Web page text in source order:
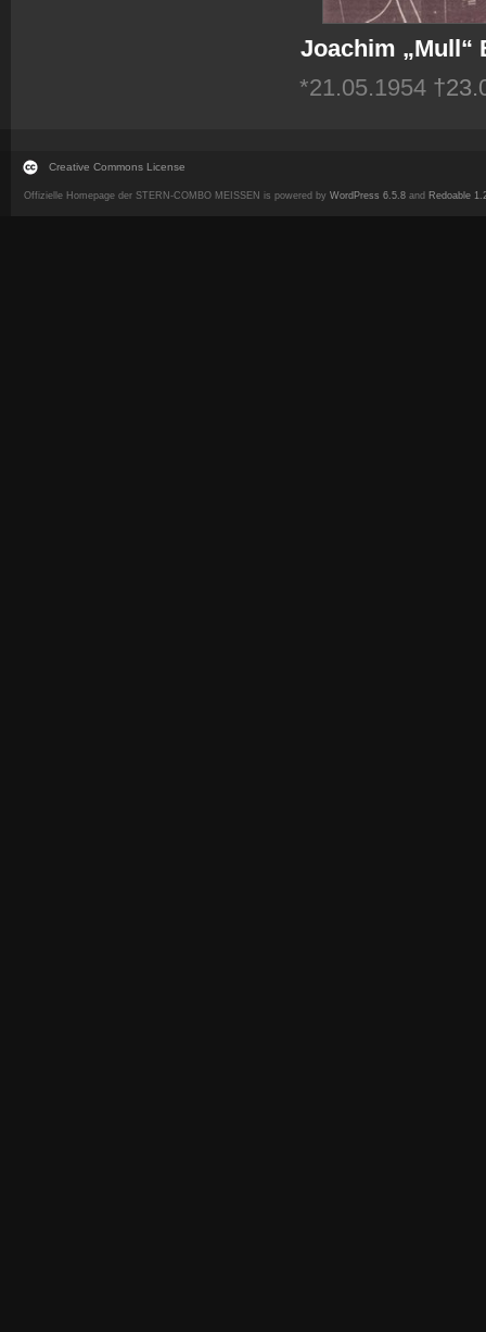
Joachim „Mull“
*21.05.1954
Creative Commons License
Offizielle Homepage der STERN-COMBO MEISSEN is powered by WordPress 6.5.8 and Redoable